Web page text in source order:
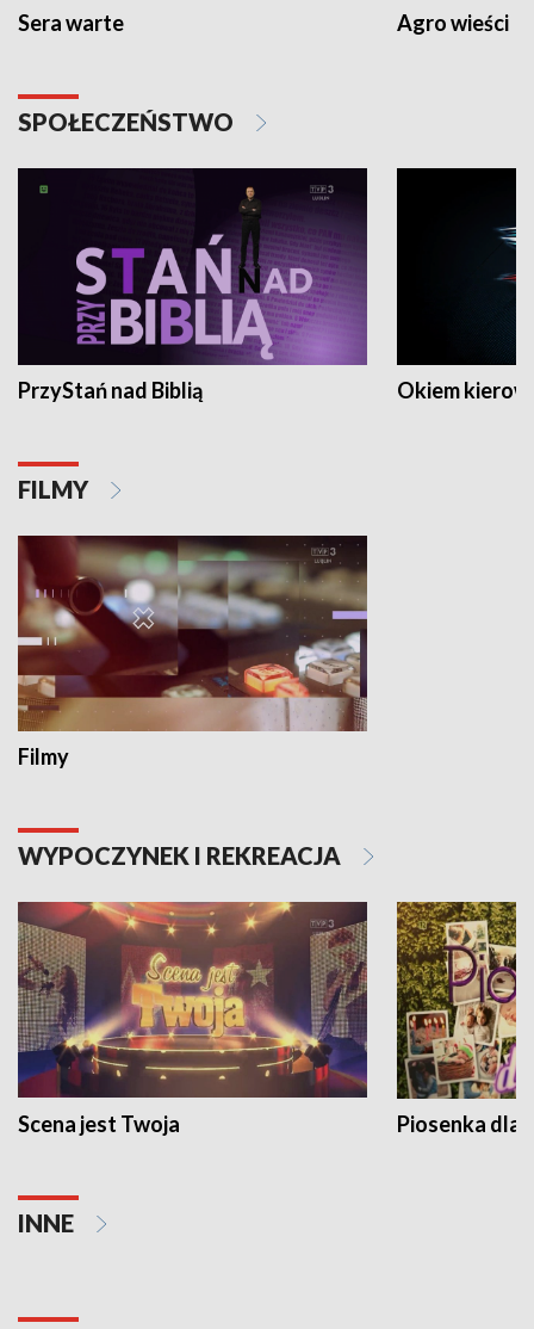
Sera warte Agro wieści
SPOŁECZEŃSTWO
PrzyStań nad Biblią Okiem
FILMY
Filmy
WYPOCZYNEK I REKREACJA
Scena jest Twoja Piosenka dla
INNE